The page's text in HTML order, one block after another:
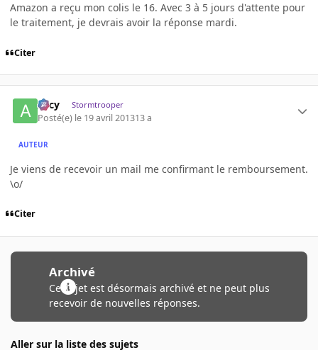
Amazon a reçu mon colis le 16. Avec 3 à 5 jours d'attente pour
le traitement, je devrais avoir la réponse mardi.
Citer
Arcy Stormtrooper
Posté(e) le 19 avril 201313 a
AUTEUR
Je viens de recevoir un mail me confirmant le remboursement.
\o/
Citer
Archivé
Ce sujet est désormais archivé et ne peut plus
recevoir de nouvelles réponses.
Aller sur la liste des sujets